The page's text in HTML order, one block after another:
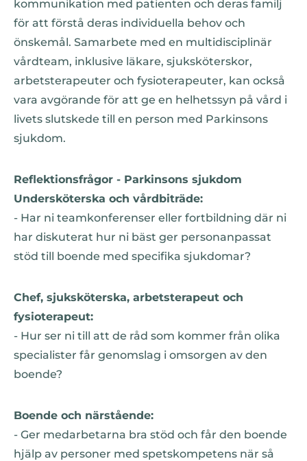
kommunikation med patienten och deras familj
för att förstå deras individuella behov och
önskemål. Samarbete med en multidisciplinär
vårdteam, inklusive läkare, sjuksköterskor,
arbetsterapeuter och fysioterapeuter, kan också
vara avgörande för att ge en helhetssyn på vård i
livets slutskede till en person med Parkinsons
sjukdom.
Reflektionsfrågor - Parkinsons sjukdom
Undersköterska och vårdbiträde:
- Har ni teamkonferenser eller fortbildning där ni
har diskuterat hur ni bäst ger personanpassat
stöd till boende med specifika sjukdomar?
Chef, sjuksköterska, arbetsterapeut och
fysioterapeut:
- Hur ser ni till att de råd som kommer från olika
specialister får genomslag i omsorgen av den
boende?
Boende och närstående:
- Ger medarbetarna bra stöd och får den boende
hjälp av personer med spetskompetens när så